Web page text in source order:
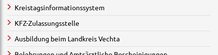
Kreistagsinformationssystem
KFZ-Zulassungsstelle
Ausbildung beim Landkreis Vechta